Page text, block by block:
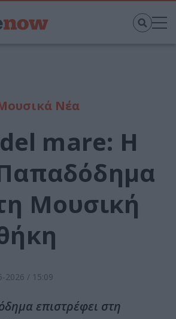
Νέα
mare: Η
Μουσική
2026 / 15:09
επιστρέφει στη